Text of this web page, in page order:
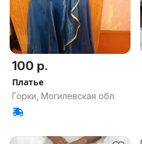
100 р.
Платье
Горки, Могилевская обл.